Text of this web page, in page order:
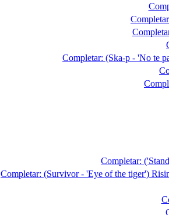
Completar: (Ska-p - 'No te
Completar:
Completar: (Survivor - 'Eye of the tiger')